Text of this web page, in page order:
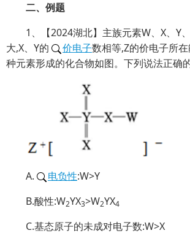
二、例题
1、【2024湖北】主族元素W、X、Y
大,X、Y的
价电子数相等,Z的价电子所
种元素形成的化合物如图。下列说法正
A. 电负性:W>Y
B.酸性:W2YX3>W2YX4
C.基态原子的未成对电子数:W>X